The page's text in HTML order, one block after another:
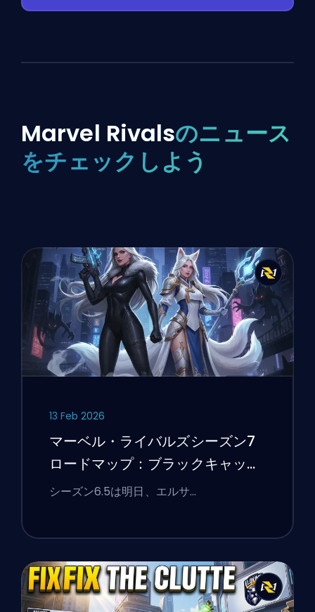
Marvel Rivalsのニュース
をチェックしよう
13 Feb 2026
マーベル・ライバルズシーズン7
ロードマップ：ブラックキャッ
ト、ホワイトフォックス、そして
シーズン6.5は明日、エルサ…